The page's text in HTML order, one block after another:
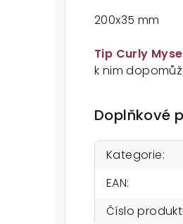
200x35 mm
Tip Curly
k nim
Doplňkové
Kategorie:
EAN:
Číslo